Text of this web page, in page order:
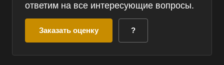
ответим на все интересующие вопросы.
Заказать оценку ?